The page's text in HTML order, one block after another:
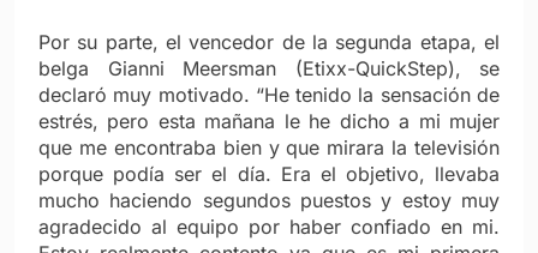
Por su parte, el vencedor de la segunda etapa, el
belga Gianni Meersman (Etixx-QuickStep), se
declaró muy motivado. “He tenido la sensación de
estrés, pero esta mañana le he dicho a mi mujer
que me encontraba bien y que mirara la televisión
porque podía ser el día. Era el objetivo, llevaba
mucho haciendo segundos puestos y estoy muy
agradecido al equipo por haber confiado en mi.